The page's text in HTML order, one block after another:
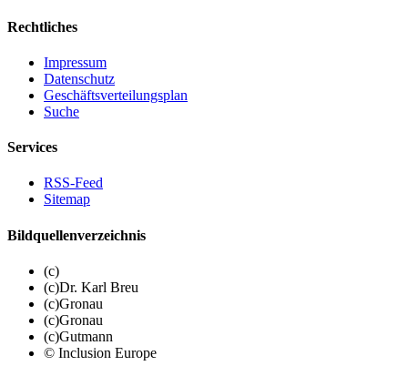
Rechtliches
Impressum
Datenschutz
Geschäftsverteilungsplan
Suche
Services
RSS-Feed
Sitemap
Bildquellenverzeichnis
(c)
(c)Dr. Karl Breu
(c)Gronau
(c)Gronau
(c)Gutmann
© Inclusion Europe